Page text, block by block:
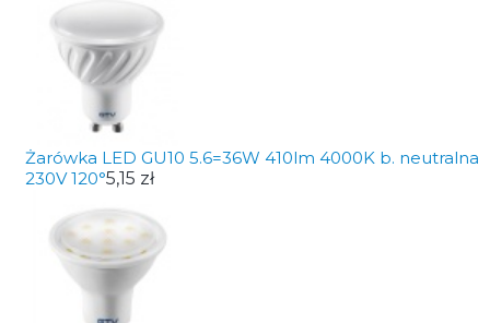
Żarówka LED GU10 5.6=36W 410lm 4000K b. neutralna
230V 120°5,15 zł